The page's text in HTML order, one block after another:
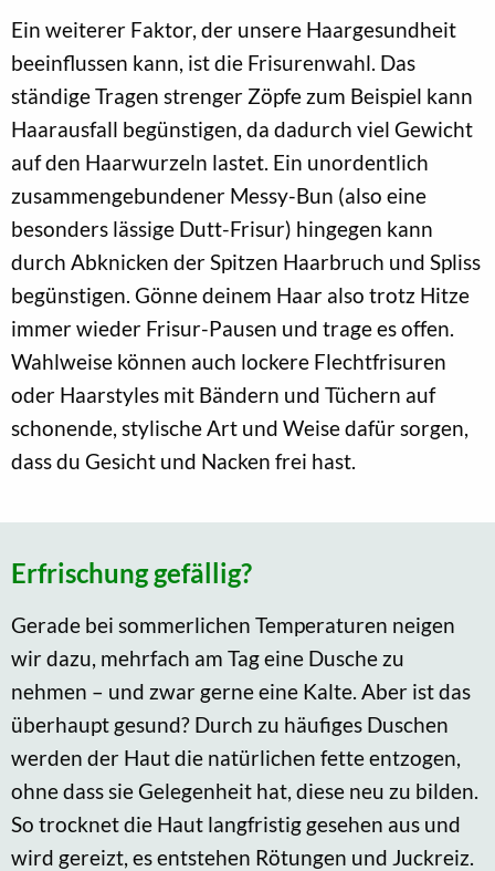
Ein weiterer Faktor, der unsere Haargesundheit
beeinflussen kann, ist die Frisurenwahl. Das
ständige Tragen strenger Zöpfe zum Beispiel kann
Haarausfall begünstigen, da dadurch viel Gewicht
auf den Haarwurzeln lastet. Ein unordentlich
zusammengebundener Messy-Bun (also eine
besonders lässige Dutt-Frisur) hingegen kann
durch Abknicken der Spitzen Haarbruch und Spliss
begünstigen. Gönne deinem Haar also trotz Hitze
immer wieder Frisur-Pausen und trage es offen.
Wahlweise können auch lockere Flechtfrisuren
oder Haarstyles mit Bändern und Tüchern auf
schonende, stylische Art und Weise dafür sorgen,
dass du Gesicht und Nacken frei hast.
Erfrischung gefällig?
Gerade bei sommerlichen Temperaturen neigen
wir dazu, mehrfach am Tag eine Dusche zu
nehmen – und zwar gerne eine Kalte. Aber ist das
überhaupt gesund? Durch zu häufiges Duschen
werden der Haut die natürlichen fette entzogen,
ohne dass sie Gelegenheit hat, diese neu zu bilden.
So trocknet die Haut langfristig gesehen aus und
wird gereizt, es entstehen Rötungen und Juckreiz.